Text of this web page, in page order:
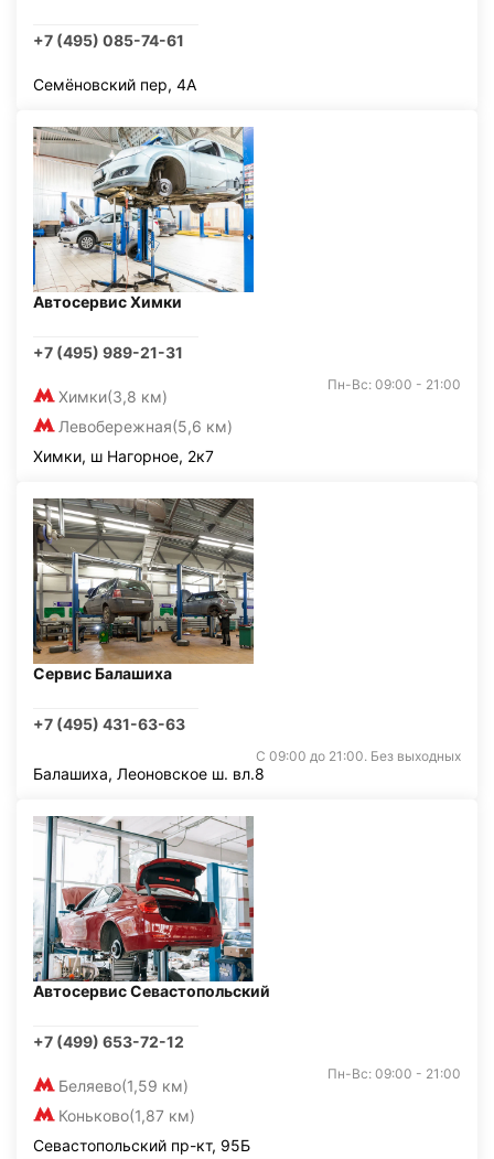
+7 (495) 085-74-61
Семёновский пер, 4А
Автосервис Химки
+7 (495) 989-21-31
Химки(3,8 км)
Левобережная(5,6 км)
Пн-Вс: 09:00 - 21:00
Химки, ш Нагорное, 2к7
Сервис Балашиха
+7 (495) 431-63-63
С 09:00 до 21:00. Без выходных
Балашиха, Леоновское ш. вл.8
Автосервис Севастопольский
+7 (499) 653-72-12
Беляево(1,59 км)
Коньково(1,87 км)
Пн-Вс: 09:00 - 21:00
Севастопольский пр-кт, 95Б